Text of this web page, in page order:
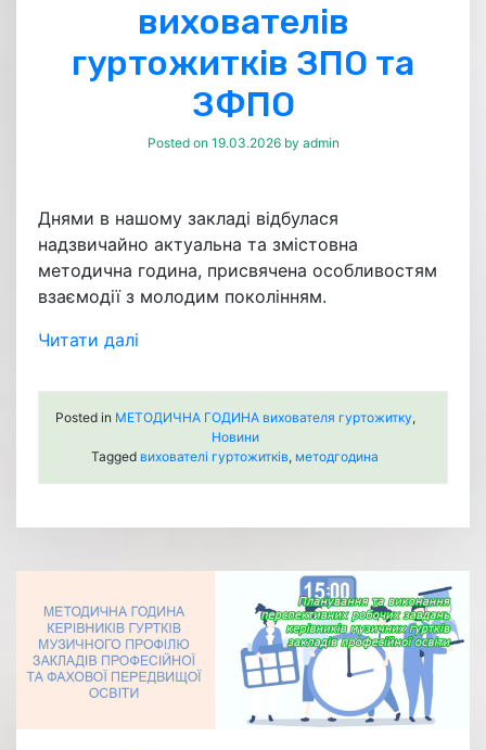
вихователів
гуртожитків ЗПО та
ЗФПО
Posted on 19.03.2026by admin
Днями в нашому закладі відбулася
надзвичайно актуальна та змістовна
методична година, присвячена особливостям
взаємодії з молодим поколінням.
Читати далі
Posted in МЕТОДИЧНА ГОДИНА вихователя гуртожитку,
Новини
Tagged вихователі гуртожитків, методгодина